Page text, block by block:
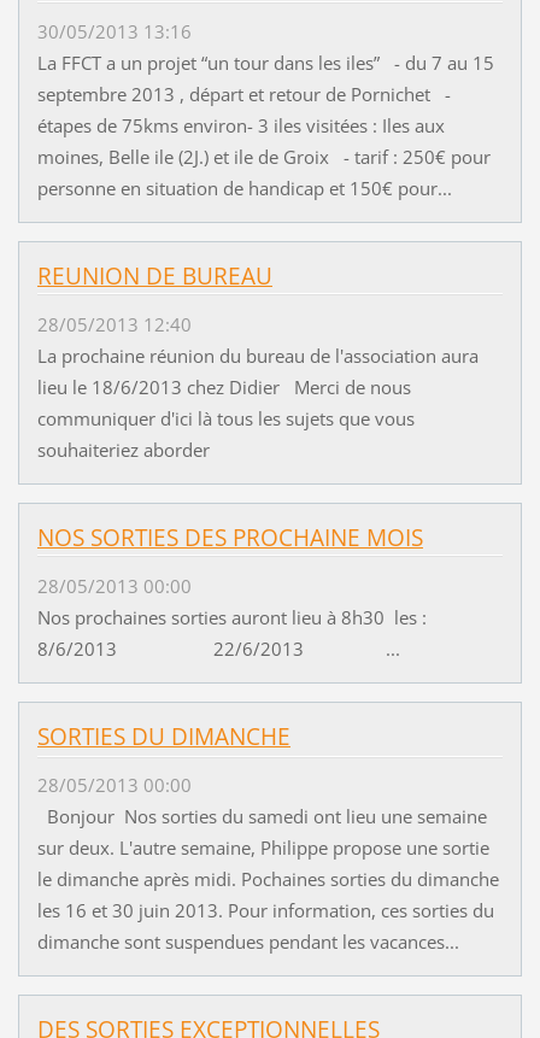
30/05/2013 13:16
La FFCT a un projet “un tour dans les iles” - du 7 au 15
septembre 2013 , départ et retour de Pornichet -
étapes de 75kms environ- 3 iles visitées : Iles aux
moines, Belle ile (2J.) et ile de Groix - tarif : 250€ pour
personne en situation de handicap et 150€ pour...
REUNION DE BUREAU
28/05/2013 12:40
La prochaine réunion du bureau de l'association aura
lieu le 18/6/2013 chez Didier Merci de nous
communiquer d'ici là tous les sujets que vous
souhaiteriez aborder
NOS SORTIES DES PROCHAINE MOIS
28/05/2013 00:00
Nos prochaines sorties auront lieu à 8h30 les :
8/6/2013 22/6/2013 ...
SORTIES DU DIMANCHE
28/05/2013 00:00
Bonjour Nos sorties du samedi ont lieu une semaine
sur deux. L'autre semaine, Philippe propose une sortie
le dimanche après midi. Pochaines sorties du dimanche
les 16 et 30 juin 2013. Pour information, ces sorties du
dimanche sont suspendues pendant les vacances...
DES SORTIES EXCEPTIONNELLES